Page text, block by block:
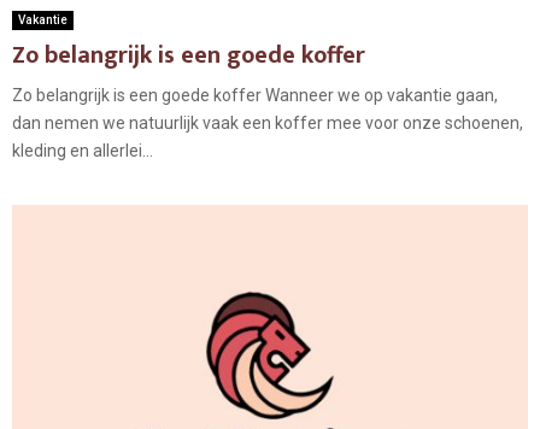
Vakantie
Zo belangrijk is een goede koffer
Zo belangrijk is een goede koffer Wanneer we op vakantie gaan,
dan nemen we natuurlijk vaak een koffer mee voor onze schoenen,
kleding en allerlei...